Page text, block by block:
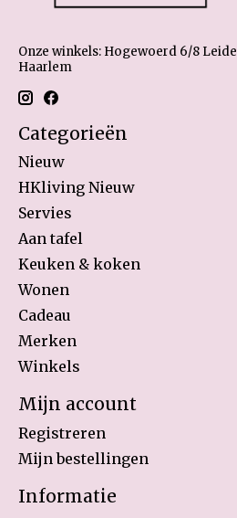
Onze winkels: Hogewoerd 6/8
Haarlem
Categorieën
Nieuw
HKliving Nieuw
Servies
Aan tafel
Keuken & koken
Wonen
Cadeau
Merken
Winkels
Mijn account
Registreren
Mijn bestellingen
Informatie